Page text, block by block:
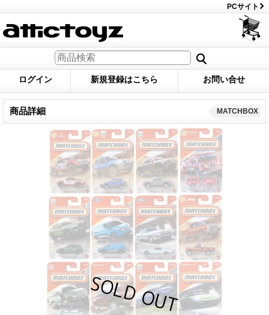
PCサイト
ログイン 新規登録はこちら お問い合せ
商品詳細 MATCHBOX